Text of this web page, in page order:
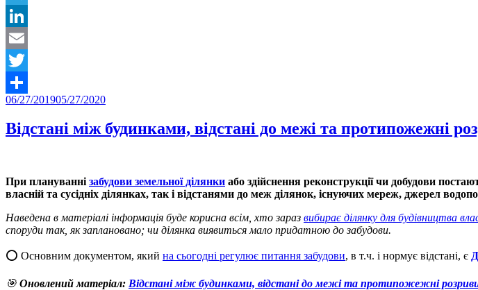
Telegram
LinkedIn
Email
Twitter
Share
Posted
06/27/201905/27/2020
Відстані між будинками, відстані до межі та протипожежні
При плануванні забудови земельної ділянки або здійснення реконструкції чи добудови
власній та сусідніх ділянках, так і відстанями до меж ділянок, існуючих мереж, джерел
Наведена в матеріалі інформація буде корисна всім, хто зараз вибирає ділянку для будівництва
споруди так, як заплановано; чи ділянка виявиться мало придатною до забудови.
⭕️ Основним документом, який на сьогодні регулює питання забудови, в т.ч. і нормує відстані, є
🎯 Оновлений матеріал: Відстані між будинками, відстані до межі та протипожежні